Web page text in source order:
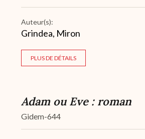
Auteur(s):
Grindea, Miron
PLUS DE DÉTAILS
Adam ou Eve : roman
Gidem-644